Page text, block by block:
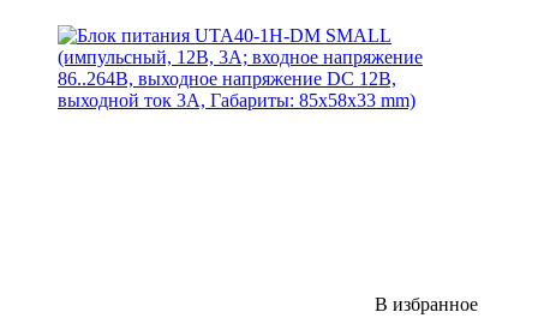
В избранное